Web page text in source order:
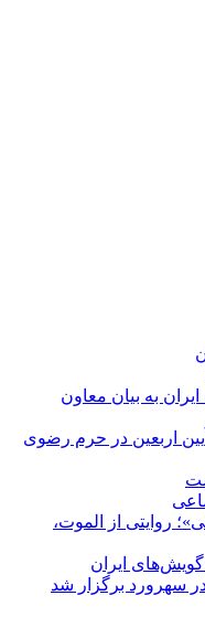
به بیان معاون
اربعین در حرم رضوی
روایتی از الموت،
ایران
سهرورد برگزار شد